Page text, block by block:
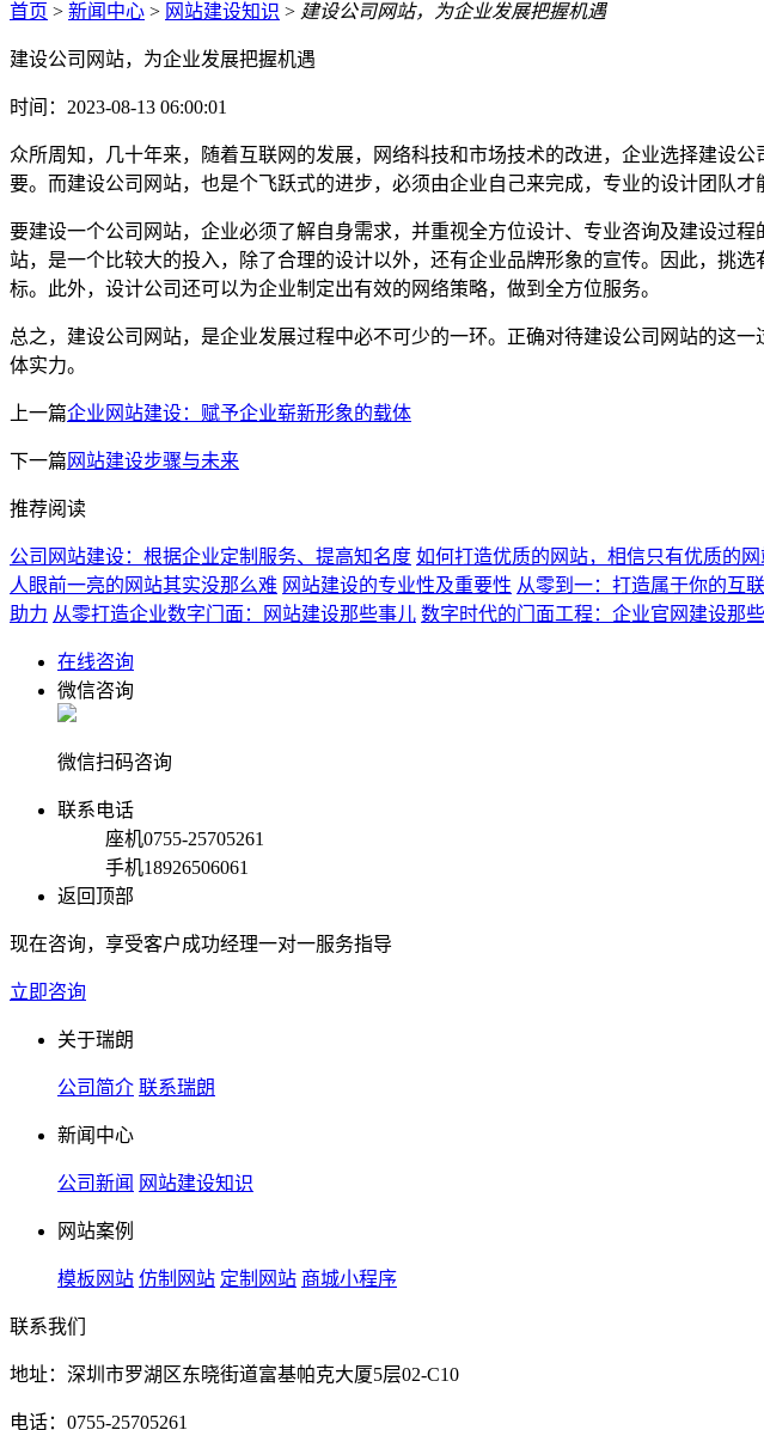
首页 > 新闻中心 > 网站建设知识 > 建设公司网站，为企业发展把握机遇
建设公司网站，为企业发展把握机遇
时间：2023-08-13 06:00:01
众所周知，几十年来，随着互联网的发展，网络科技和市场技术的改进，企业选择建设
要。而建设公司网站，也是个飞跃式的进步，必须由企业自己来完成，专业的设计团队才
要建设一个公司网站，企业必须了解自身需求，并重视全方位设计、专业咨询及建设过
站，是一个比较大的投入，除了合理的设计以外，还有企业品牌形象的宣传。因此，挑
标。此外，设计公司还可以为企业制定出有效的网络策略，做到全方位服务。
总之，建设公司网站，是企业发展过程中必不可少的一环。正确对待建设公司网站的这
体实力。
上一篇企业网站建设：赋予企业崭新形象的载体
下一篇 网站建设步骤与未来
推荐阅读
公司网站建设：根据企业定制服务、提高知名度 如何打造优质的网站，相信只有优质的
人眼前一亮的网站其实没那么难 网站建设的专业性及重要性 从零到一：打造属于你的互
助力 从零打造企业数字门面：网站建设那些事儿 数字时代的门面工程：企业官网建设那
在线咨询
微信咨询
微信扫码咨询
联系电话
座机0755-25705261
手机18926506061
返回顶部
现在咨询，享受客户成功经理一对一服务指导
立即咨询
关于瑞朗
公司简介 联系瑞朗
新闻中心
公司新闻 网站建设知识
网站案例
模板网站 仿制网站 定制网站 商城小程序
联系我们
地址：深圳市罗湖区东晓街道富基帕克大厦5层02-C10
电话：0755-25705261